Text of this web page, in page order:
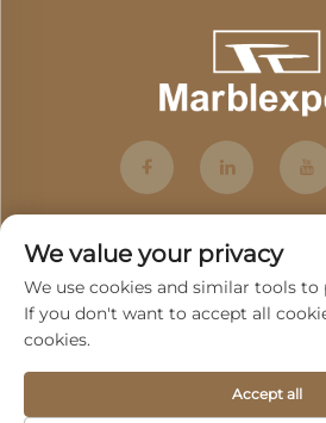
We value your privacy
We use cookies and similar tools to
If you don't want to accept all
cookies.
Accept all